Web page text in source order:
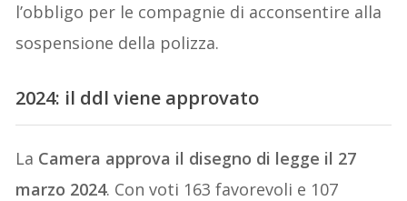
l’obbligo per le compagnie di acconsentire alla
sospensione della polizza.
2024: il ddl viene approvato
La Camera approva il disegno di legge il 27
marzo 2024. Con voti 163 favorevoli e 107